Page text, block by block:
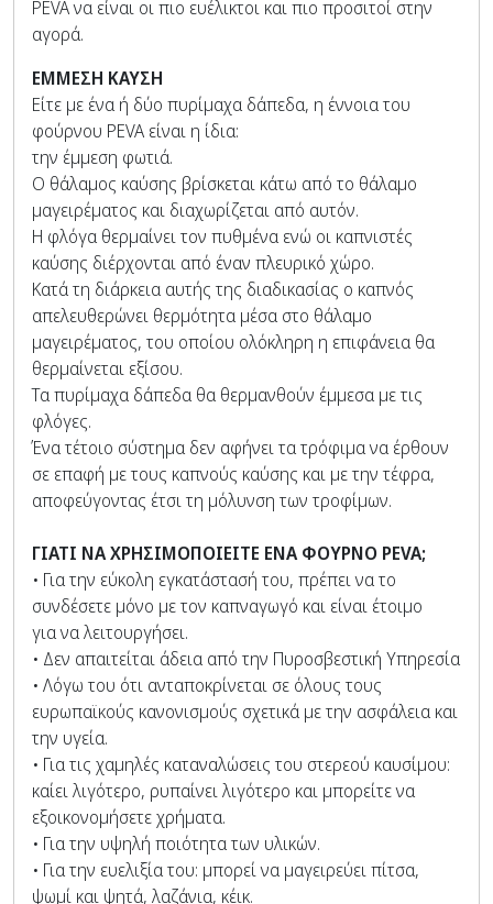
PEVA να είναι οι πιο ευέλικτοι και πιο προσιτοί στην
αγορά.
ΕΜΜΕΣΗ ΚΑΥΣΗ
Είτε με ένα ή δύο πυρίμαχα δάπεδα, η έννοια του
φούρνου PEVA είναι η ίδια:
την έμμεση φωτιά.
Ο θάλαμος καύσης βρίσκεται κάτω από το θάλαμο
μαγειρέματος και διαχωρίζεται από αυτόν.
Η φλόγα θερμαίνει τον πυθμένα ενώ οι καπνιστές
καύσης διέρχονται από έναν πλευρικό χώρο.
Κατά τη διάρκεια αυτής της διαδικασίας ο καπνός
απελευθερώνει θερμότητα μέσα στο θάλαμο
μαγειρέματος, του οποίου ολόκληρη η επιφάνεια θα
θερμαίνεται εξίσου.
Τα πυρίμαχα δάπεδα θα θερμανθούν έμμεσα με τις
φλόγες.
Ένα τέτοιο σύστημα δεν αφήνει τα τρόφιμα να έρθουν
σε επαφή με τους καπνούς καύσης και με την τέφρα,
αποφεύγοντας έτσι τη μόλυνση των τροφίμων.
ΓΙΑΤΙ ΝΑ ΧΡΗΣΙΜΟΠΟΙΕΙΤΕ ΕΝΑ ΦΟΥΡΝΟ PEVA;
• Για την εύκολη εγκατάστασή του, πρέπει να το
συνδέσετε μόνο με τον καπναγωγό και είναι έτοιμο
για να λειτουργήσει.
• Δεν απαιτείται άδεια από την Πυροσβεστική Υπηρεσία
• Λόγω του ότι ανταποκρίνεται σε όλους τους
ευρωπαϊκούς κανονισμούς σχετικά με την ασφάλεια και
την υγεία.
• Για τις χαμηλές καταναλώσεις του στερεού καυσίμου:
καίει λιγότερο, ρυπαίνει λιγότερο και μπορείτε να
εξοικονομήσετε χρήματα.
• Για την υψηλή ποιότητα των υλικών.
• Για την ευελιξία του: μπορεί να μαγειρεύει πίτσα,
ψωμί και ψητά, λαζάνια, κέικ.